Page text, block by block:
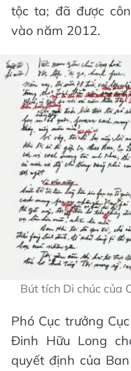
tộc ta; đã được
vào năm 2012.
Bút tích Di chúc của
Phó Cục trưởng
Đinh Hữu Long
quyết định của